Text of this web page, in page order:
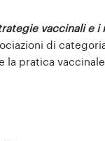
vaccinali e
di
pratica